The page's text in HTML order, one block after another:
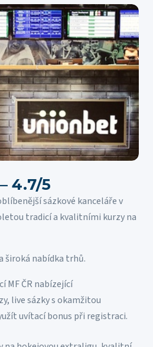
4.7/5
sázkové kanceláře v
tradicí a kvalitními kurzy na
široká nabídka trhů.
MF ČR nabízející
live sázky s okamžitou
uvítací bonus při registraci.